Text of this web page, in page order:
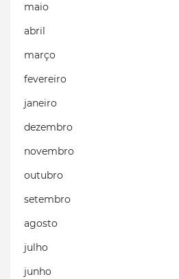
maio
abril
março
fevereiro
janeiro
dezembro
novembro
outubro
setembro
agosto
julho
junho